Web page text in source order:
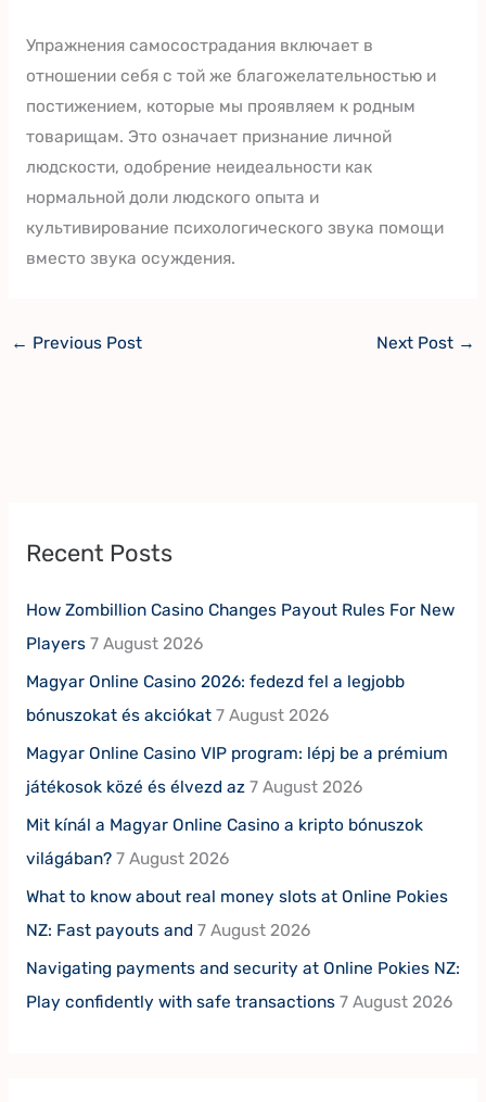
Упражнения самосострадания включает в
отношении себя с той же благожелательностью и
постижением, которые мы проявляем к родным
товарищам. Это означает признание личной
людскости, одобрение неидеальности как
нормальной доли людского опыта и
культивирование психологического звука помощи
вместо звука осуждения.
← Previous Post Next Post →
Recent Posts
How Zombillion Casino Changes Payout Rules For New
Players 7 August 2026
Magyar Online Casino 2026: fedezd fel a legjobb
bónuszokat és akciókat 7 August 2026
Magyar Online Casino VIP program: lépj be a prémium
játékosok közé és élvezd az 7 August 2026
Mit kínál a Magyar Online Casino a kripto bónuszok
világában? 7 August 2026
What to know about real money slots at Online Pokies
NZ: Fast payouts and 7 August 2026
Navigating payments and security at Online Pokies NZ:
Play confidently with safe transactions 7 August 2026